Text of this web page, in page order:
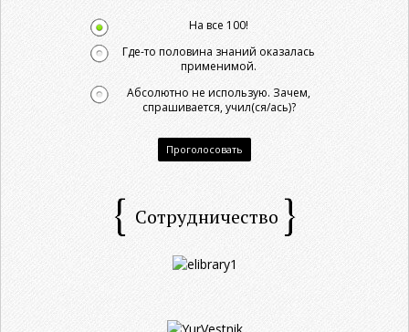
На все 100!
Где-то половина знаний оказалась
применимой.
Абсолютно не использую. Зачем,
спрашивается, учил(ся/ась)?
Проголосовать
Сотрудничество